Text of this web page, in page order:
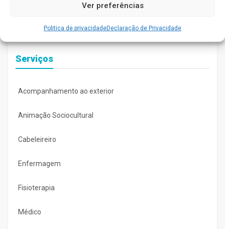
Ver preferências
Politica de privacidadeDeclaração de Privacidade
Serviços
Acompanhamento ao exterior
Animação Sociocultural
Cabeleireiro
Enfermagem
Fisioterapia
Médico